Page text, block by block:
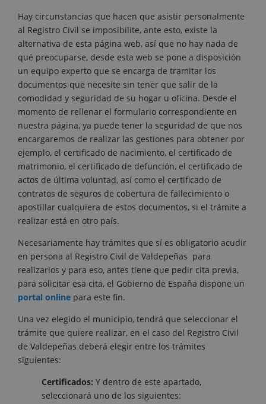
Hay circunstancias que hacen que asistir personalmente
al Registro Civil se imposibilite, ante esto, existe la
alternativa de esta página web, así que no hay nada de
qué preocuparse, desde esta web se pone a disposición
un equipo experto que se encarga de tramitar los
documentos que necesite sin tener que salir de la
comodidad y seguridad de su hogar u oficina. Desde el
momento de rellenar el formulario correspondiente en
nuestra página, ya puede tener la seguridad de que nos
encargaremos de realizar las gestiones para obtener por
ejemplo, el certificado de nacimiento, el certificado de
matrimonio, el certificado de defunción, el certificado de
actos de última voluntad, así como el certificado de
contratos de seguros de cobertura de fallecimiento o
apostillar cualquiera de estos documentos, si el trámite a
realizar está en otro país.
Necesariamente hay trámites que sí es obligatorio acudir
en persona al Registro Civil de Valdepeñas para
realizarlos y para eso, antes tiene que pedir cita previa,
para solicitar esa cita, el Gobierno de España dispone un
portal online para este fin.
Una vez elegido el municipio, tendrá que seleccionar el
trámite que quiere realizar, en el caso del Registro Civil
de Valdepeñas deberá elegir entre los trámites
siguientes:
Certificados: Y dentro de este apartado,
seleccionará uno de los siguientes: